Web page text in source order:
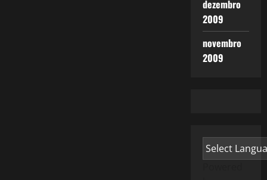
dezembro
2009
novembro
2009